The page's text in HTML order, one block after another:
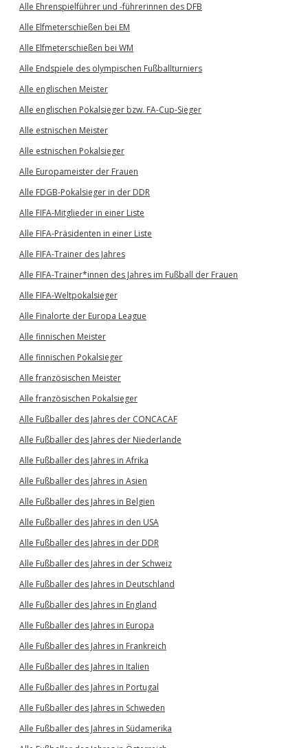
Alle Ehrenspielführer und -führerinnen des DFB
Alle Elfmeterschießen bei EM
Alle Elfmeterschießen bei WM
Alle Endspiele des olympischen Fußballturniers
Alle englischen Meister
Alle englischen Pokalsieger bzw. FA-Cup-Sieger
Alle estnischen Meister
Alle estnischen Pokalsieger
Alle Europameister der Frauen
Alle FDGB-Pokalsieger in der DDR
Alle FIFA-Mitglieder in einer Liste
Alle FIFA-Präsidenten in einer Liste
Alle FIFA-Trainer des Jahres
Alle FIFA-Trainer*innen des Jahres im Fußball der Frauen
Alle FIFA-Weltpokalsieger
Alle Finalorte der Europa League
Alle finnischen Meister
Alle finnischen Pokalsieger
Alle französischen Meister
Alle französischen Pokalsieger
Alle Fußballer des Jahres der CONCACAF
Alle Fußballer des Jahres der Niederlande
Alle Fußballer des Jahres in Afrika
Alle Fußballer des Jahres in Asien
Alle Fußballer des Jahres in Belgien
Alle Fußballer des Jahres in den USA
Alle Fußballer des Jahres in der DDR
Alle Fußballer des Jahres in der Schweiz
Alle Fußballer des Jahres in Deutschland
Alle Fußballer des Jahres in England
Alle Fußballer des Jahres in Europa
Alle Fußballer des Jahres in Frankreich
Alle Fußballer des Jahres in Italien
Alle Fußballer des Jahres in Portugal
Alle Fußballer des Jahres in Schweden
Alle Fußballer des Jahres in Südamerika